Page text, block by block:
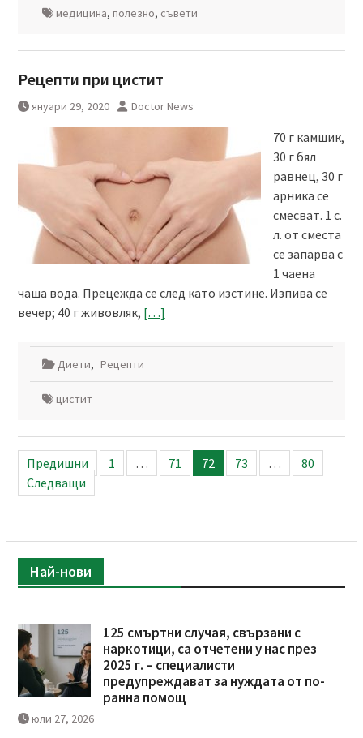
медицина, полезно, съвети
Рецепти при цистит
януари 29, 2020 Doctor News
70 г камшик,
30 г бял
равнец, 30 г
арника се
смесват. 1 с.
л. от сместа
се запарва с
1 чаена
чаша вода. Прецежда се след като изстине. Изпива се
вечер; 40 г живовляк, […]
Диети, Рецепти
цистит
Разделяне
на
публикациите
страници
Предишни 1 … 71 72 73 …
80
Следващи
Най-нови
125 смъртни случая, свързани с
наркотици, са отчетени у нас през
2025 г. – специалисти
предупреждават за нуждата от по-
ранна помощ
юли 27, 2026